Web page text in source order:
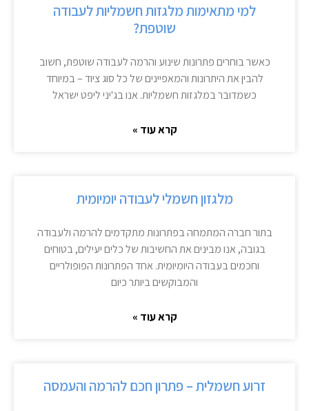
למי מתאימות מלגזות חשמליות לעבודה
שוטפת?
כאשר בוחרים פתרונות שינוע והרמה לעבודה שוטפת, חשוב
להבין את היתרונות והמאפיינים של כל סוג ציוד – במיוחד
כשמדובר במלגזות חשמליות. אנו בג'יני ליפט ישראל
קרא עוד »
מלגזון חשמלי לעבודה יומיומית
בתור חברה המתמחה בפתרונות מתקדמים להרמה ולעבודה
בגובה, אנו מבינים את החשיבות של כלים יעילים, בטוחים
וחכמים בעבודה היומיומית. אחד הפתרונות הפופולריים
והמבוקשים ביותר כיום
קרא עוד »
זרוע חשמלית – פתרון חכם להרמה והעמסה